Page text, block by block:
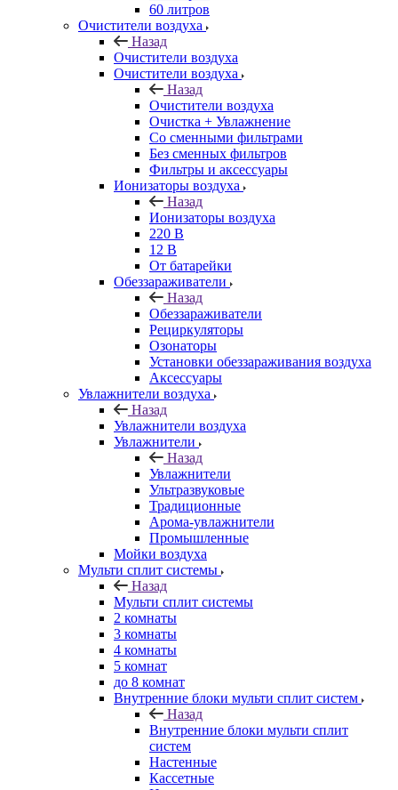
60 литров
Очистители воздуха
Назад
Очистители воздуха
Очистители воздуха
Назад
Очистители воздуха
Очистка + Увлажнение
Cо сменными фильтрами
Без сменных фильтров
Фильтры и аксессуары
Ионизаторы воздуха
Назад
Ионизаторы воздуха
220 В
12 В
От батарейки
Обеззараживатели
Назад
Обеззараживатели
Рециркуляторы
Озонаторы
Установки обеззараживания воздуха
Аксессуары
Увлажнители воздуха
Назад
Увлажнители воздуха
Увлажнители
Назад
Увлажнители
Ультразвуковые
Традиционные
Арома-увлажнители
Промышленные
Мойки воздуха
Мульти сплит системы
Назад
Мульти сплит системы
2 комнаты
3 комнаты
4 комнаты
5 комнат
до 8 комнат
Внутренние блоки мульти сплит систем
Назад
Внутренние блоки мульти сплит
систем
Настенные
Кассетные